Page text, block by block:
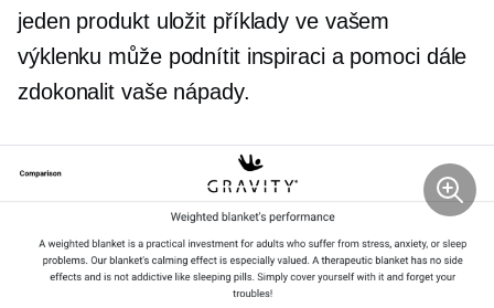
jeden produktuložit příklady ve vašem
výklenku může podnítit inspiraci a pomoci dále
zdokonalit vaše nápady.